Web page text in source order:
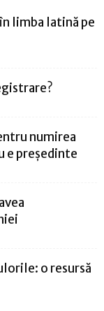
limba latină pe
numirea
e preşedinte
o resursă